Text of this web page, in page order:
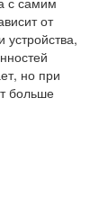
от
устройства,
но при
больше